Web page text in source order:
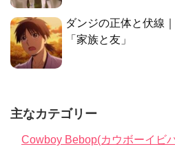
ダンジの正体と伏線
「家族と友」
主なカテゴリー
Cowboy Bebop(カウボーイビ